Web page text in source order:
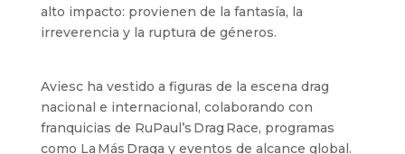
alto impacto: provienen de la fantasía, la
irreverencia y la ruptura de géneros.
Aviesc ha vestido a figuras de la escena drag
nacional e internacional, colaborando con
franquicias de RuPaul’s Drag Race, programas
como La Más Draga y eventos de alcance global.